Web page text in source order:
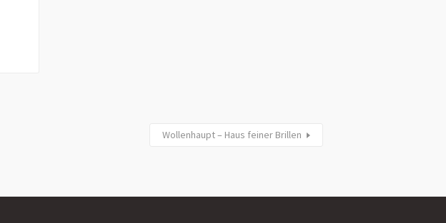
Wollenhaupt – Haus feiner Brillen